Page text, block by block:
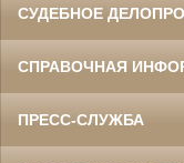
СУДЕБНОЕ
СПРАВОЧНАЯ
ПРЕСС-СЛУЖБА